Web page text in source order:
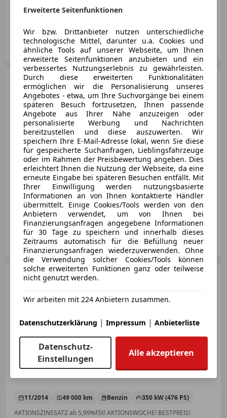
RT-Automobile GmbH
AT-4664 Oberweis
Porsche Cayenne II 3,0
Diesel Aut.
€ 26 890
01/2012 168 000 km Diesel
180 kW (245 PS)
FINANZIERUNG OHNE ANZAHLUNG MÖGLICH! FRAGEN SIE UNS!!
TCS Automobile
AT-9500 Villach / Zauchen
Porsche 991
€ 158 990
11/2014 49 000 km Benzin
350 kW (476 PS)
AKTIONSZINSSATZ ab 5,99%FIX! AKTIONSWOCHE! BESTPREIS!
Erweiterte Seitenfunktionen
Wir bzw. Drittanbieter nutzen unterschiedliche
technologische Mittel, darunter u.a. Cookies und
ähnliche Tools auf unserer Webseite, um Ihnen
erweiterte Seitenfunktionen anzubieten und ein
verbessertes Nutzungserlebnis zu gewährleisten.
Durch diese erweiterten Funktionalitäten
ermöglichen wir die Personalisierung unseres
Angebotes - etwa, um Ihre Suchvorgänge bei einem
späteren Besuch fortzusetzen, Ihnen passende
Angebote aus Ihrer Nähe anzuzeigen oder
personalisierte Werbung und Nachrichten
bereitzustellen und diese auszuwerten. Wir
speichern Ihre E-Mail-Adresse lokal, wenn Sie diese
für gespeicherte Suchanfragen, Lieblingsfahrzeuge
oder im Rahmen der Preisbewertung angeben. Dies
erleichtert Ihnen die Nutzung der Webseite, da eine
erneute Eingabe bei späteren Besuchen entfällt. Mit
Ihrer Einwilligung werden nutzungsbasierte
Informationen an von Ihnen kontaktierte Händler
übermittelt. Einige Cookies/Tools werden von den
Anbietern verwendet, um von Ihnen bei
Finanzierungsanfragen angegebene Informationen
für 30 Tage zu speichern und innerhalb dieses
Zeitraums automatisch für die Befüllung neuer
Finanzierungsanfragen wiederzuverwenden. Ohne
die Verwendung solcher Cookies/Tools können
solche erweiterten Funktionen ganz oder teilweise
nicht genutzt werden.
Wir arbeiten mit 224 Anbietern zusammen.
Datenschutzerklärung | Impressum | Anbieterliste
Datenschutz-
Einstellungen
Alle akzeptieren